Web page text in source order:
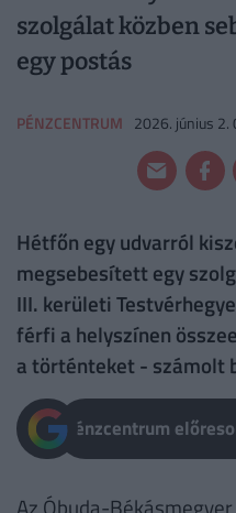
szolgálat közben
egy postás
PÉNZCENTRUM 2026. június 2.
Hétfőn egy udvarról
megsebesített egy
III. kerületi
férfi a helyszínen
a történteket - számolt
Pénzcentrum